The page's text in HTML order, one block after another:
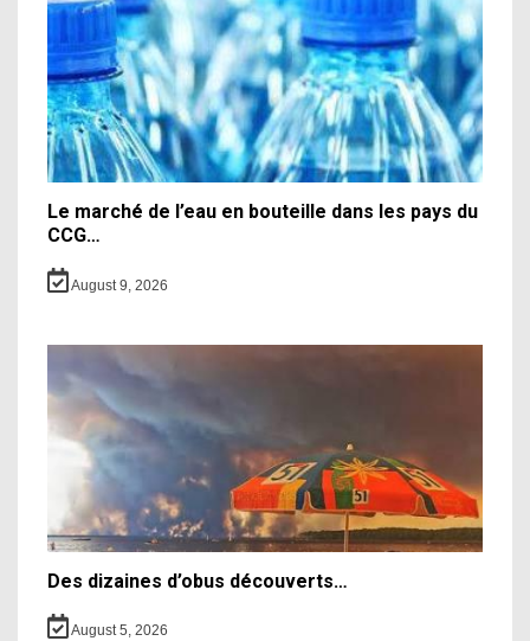
Le marché de l’eau en bouteille dans les pays du
CCG…
August 9, 2026
Des dizaines d’obus découverts…
August 5, 2026